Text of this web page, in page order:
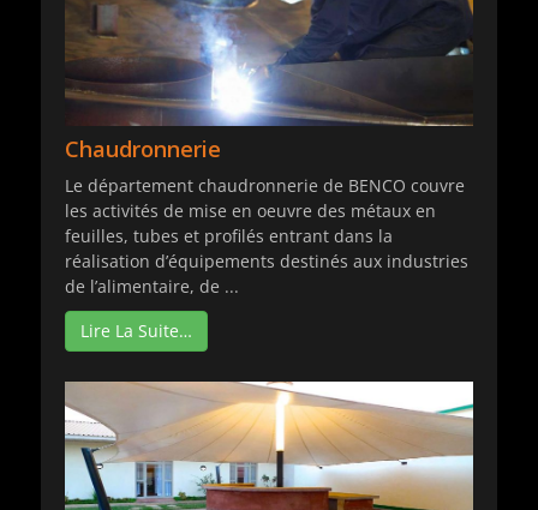
Chaudronnerie
Le département chaudronnerie de BENCO couvre
les activités de mise en oeuvre des métaux en
feuilles, tubes et profilés entrant dans la
réalisation d’équipements destinés aux industries
de l’alimentaire, de ...
Lire La Suite…